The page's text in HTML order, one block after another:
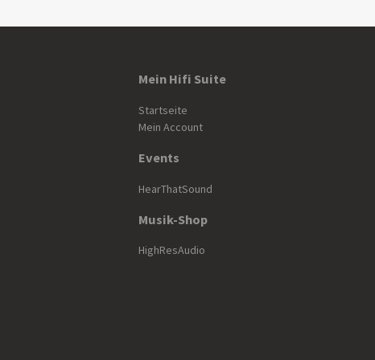
Mein Hifi Suite
Startseite
Mein Account
Events
HearThatSound
Musik-Shop
HighResAudio